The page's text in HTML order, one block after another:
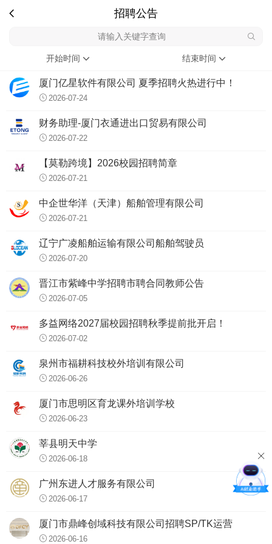
招聘公告
开始时间 结束时间
厦门亿星软件有限公司 夏季招聘火热进行中！
2026-07-24
财务助理-厦门衣通进出口贸易有限公司
2026-07-22
【莫勒跨境】2026校园招聘简章
2026-07-21
中企世华洋（天津）船舶管理有限公司
2026-07-21
辽宁广凌船舶运输有限公司船舶驾驶员
2026-07-20
晋江市紫峰中学招聘市聘合同教师公告
2026-07-05
多益网络2027届校园招聘秋季提前批开启！
2026-07-02
泉州市福耕科技校外培训有限公司
2026-06-26
厦门市思明区育龙课外培训学校
2026-06-23
莘县明天中学
2026-06-18
广州东进人才服务有限公司
2026-06-17
厦门市鼎峰创域科技有限公司招聘SP/TK运营
2026-06-16